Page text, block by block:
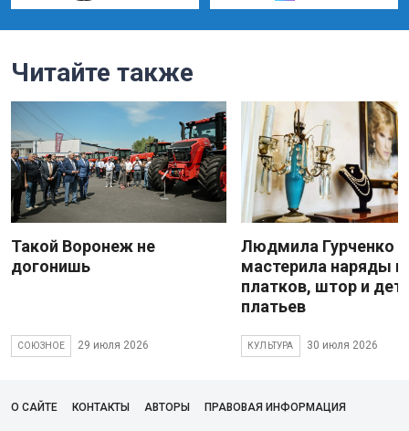
Читайте также
Такой Воронеж не
догонишь
СОЮЗНОЕ 29 июля 2026
Людмила Гурченко
мастерила наряды
платков, штор и
платьев
КУЛЬТУРА 30 июля 2026
О САЙТЕ КОНТАКТЫ АВТОРЫ ПРАВОВАЯ ИНФОРМАЦИЯ